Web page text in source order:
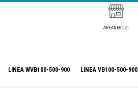
AREANEGOZI
LINEA WVB100-500-900 LINEA VB100-500-900